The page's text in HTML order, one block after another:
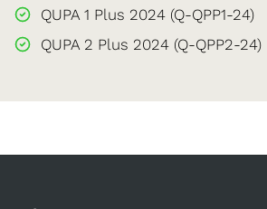
QUPA 1 Plus 2024 (Q-QPP1-24)
QUPA 2 Plus 2024 (Q-QPP2-24)